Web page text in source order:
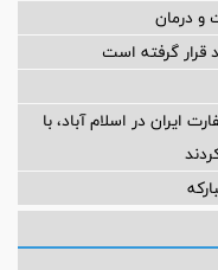
و درمان
گرفته است
ایران در اسلام آباد، با